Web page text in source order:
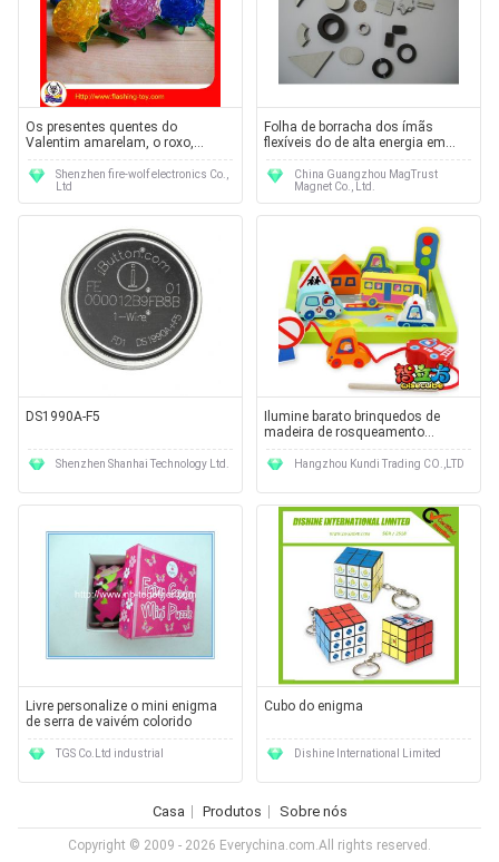
Os presentes quentes do
Valentim amarelam, o roxo,
enigma de cristal cor-de-rosa Z-
1094 de DIY 3D Rosa para
crianças
Shenzhen fire-wolf electronics Co.,
Ltd
Folha de borracha dos ímãs
flexíveis do de alta energia em
enigmas intelectuais
China Guangzhou MagTrust
Magnet Co., Ltd.
DS1990A-F5
Shenzhen Shanhai Technology Ltd.
Ilumine barato brinquedos de
madeira de rosqueamento
cognitivos do enigma dos
grânulos do transporte de
Hangzhou Kundi Trading CO.,LTD
Livre personalize o mini enigma
de serra de vaivém colorido
TGS Co.Ltd industrial
Cubo do enigma
Dishine International Limited
Casa Produtos Sobre nós
Copyright © 2009 - 2026 Everychina.com.All rights reserved.